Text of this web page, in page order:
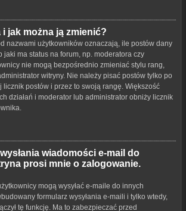
jak można ją zmienić?
nazwami użytkowników oznaczają, ile postów dany
jaki ma status na forum, np. moderatora czy
nie mogą bezpośrednio zmieniać stylu rang,
witryny. Nie należy pisać postów tylko po
licznik postów i przez to swoją rangę. Większość
działań i moderator lub administrator obniży licznik
wiadomości e-mail do
prosi mnie o zalogowanie.
mogą wysyłać e-maile do innych
formularz wysyłania e-maili i tylko wtedy,
tę funkcję. Ma to zabezpieczać przed